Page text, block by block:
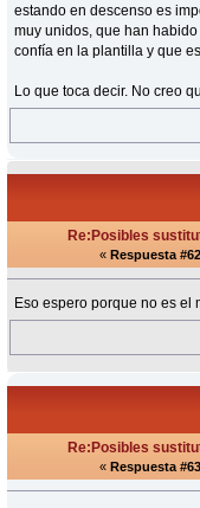
estando en descenso es
muy unidos, que han
confía en la plantilla y que
Lo que toca decir. No creo
Re:Posibles
« Respuesta
Eso espero porque no es el
Re:Posibles
« Respuesta